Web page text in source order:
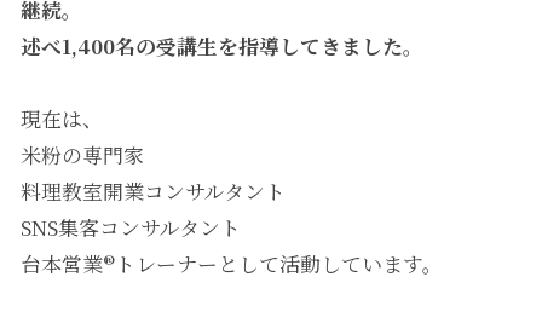
継続。
述べ1,400名の受講生を指導してきました。
現在は、
米粉の専門家
料理教室開業コンサルタント
SNS集客コンサルタント
台本営業®︎トレーナー として活動しています。